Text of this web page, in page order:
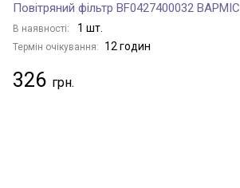
Повітряний фільтр BF0427400032 BAPMIC
В наявності: 1 шт.
Термін очікування: 12 годин
326